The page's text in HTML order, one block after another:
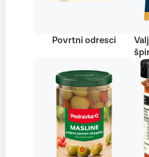
Povrtni odresci